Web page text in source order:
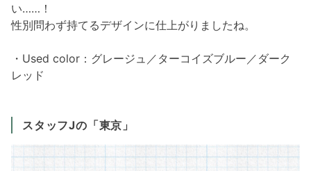
い……！
性別問わず持てるデザインに仕上がりましたね。
・Used color：グレージュ／ターコイズブルー／ダーク
レッド
スタッフJの「東京」